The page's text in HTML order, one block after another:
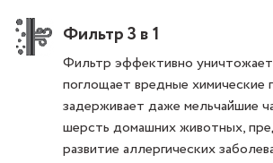
Фильтр 3 в 1
Фильтр эффективно уничтожает
поглощает вредные химические
задерживает даже мельчайшие
шерсть домашних животных,
развитие аллергических